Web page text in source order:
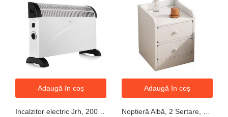
Adaugă în coș
Incalzitor electric Jrh, 2000W, 3 trepte de putere, termostat, 340x140x570 mm, alb
Adaugă în coș
Noptieră Albă, 2 Sertare, Design Modern cu Margini Protecție, 40x34x50 cm